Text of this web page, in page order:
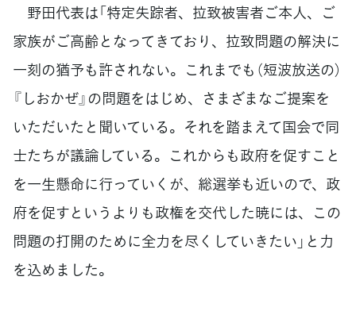
野田代表は「特定失踪者、拉致被害者ご本人、ご
家族がご高齢となってきており、拉致問題の解決に
一刻の猶予も許されない。これまでも（短波放送の）
『しおかぜ』の問題をはじめ、さまざまなご提案を
いただいたと聞いている。それを踏まえて国会で同
士たちが議論している。これからも政府を促すこと
を一生懸命に行っていくが、総選挙も近いので、政
府を促すというよりも政権を交代した暁には、この
問題の打開のために全力を尽くしていきたい」と力
を込めました。